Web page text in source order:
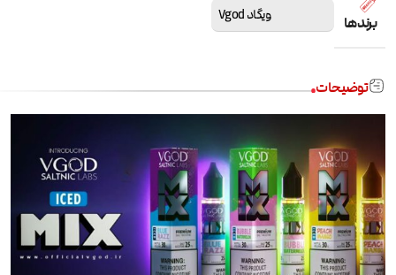
برندها ویگاد Vgod
توضیحات